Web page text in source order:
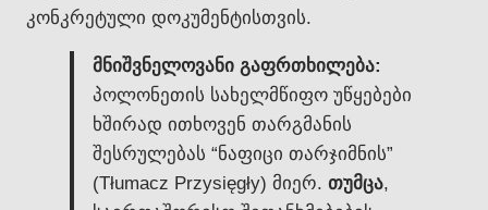
კონკრეტული დოკუმენტისთვის.
მნიშვნელოვანი გაფრთხილება:
პოლონეთის სახელმწიფო უწყებები
ხშირად ითხოვენ თარგმანის
შესრულებას “ნაფიცი თარჯიმნის”
(Tłumacz Przysięgły) მიერ. თუმცა,